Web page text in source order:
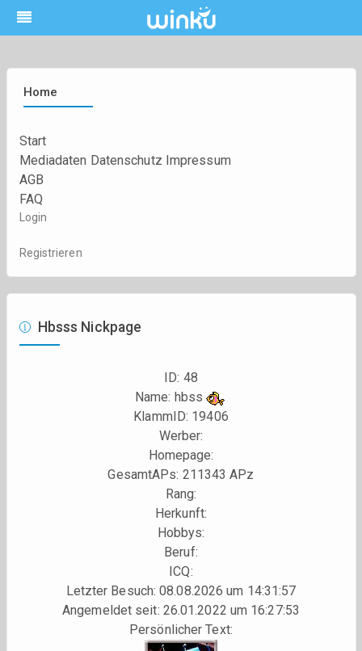
Home
Start
Mediadaten Datenschutz Impressum
AGB
FAQ
Login
Registrieren
Hbsss Nickpage
ID: 48
Name: hbss
KlammID: 19406
Werber:
Homepage:
GesamtAPs: 211343 APz
Rang:
Herkunft:
Hobbys:
Beruf:
ICQ:
Letzter Besuch: 08.08.2026 um 14:31:57
Angemeldet seit: 26.01.2022 um 16:27:53
Persönlicher Text: